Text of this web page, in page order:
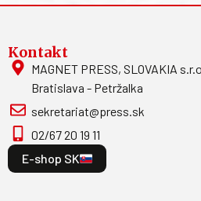
Kontakt
MAGNET PRESS, SLOVAKIA
Bratislava - Petržalka
sekretariat@press.sk
02/67 20 19 11
E-shop SK